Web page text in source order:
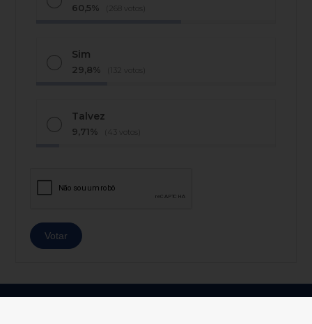
60,5% (268 votos)
Sim
29,8% (132 votos)
Talvez
9,71% (43 votos)